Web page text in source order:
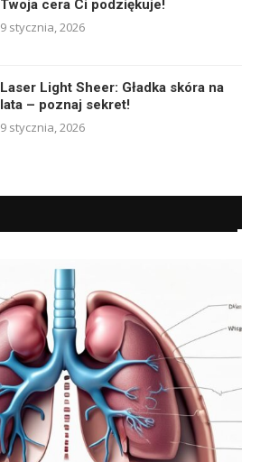
Twoja cera Ci podziękuje!
9 stycznia, 2026
Laser Light Sheer: Gładka skóra na
lata – poznaj sekret!
9 stycznia, 2026